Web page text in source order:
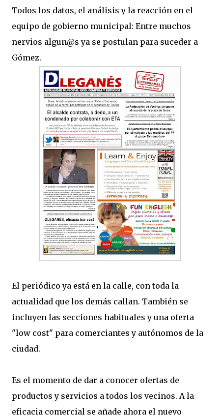
Todos los datos, el análisis y la reacción en el
equipo de gobierno municipal: Entre muchos
nervios algun@s ya se postulan para suceder a
Gómez.
El periódico ya está en la calle, con toda la
actualidad que los demás callan. También se
incluyen las secciones habituales y una oferta
"low cost" para comerciantes y autónomos de la
ciudad.
Es el momento de dar a conocer ofertas de
productos y servicios a todos los vecinos. A la
eficacia comercial se añade ahora el nuevo